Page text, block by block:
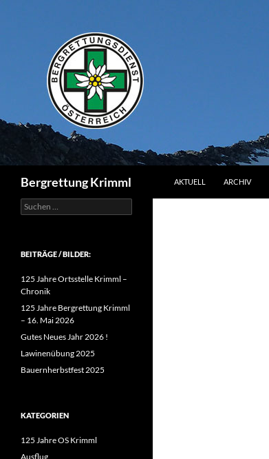
Bergrettung Krimml AKTUELL ARCHIV
Suchen
nach:
BEITRÄGE / BILDER:
125 Jahre Ortsstelle Krimml –
Chronik
125 Jahre Bergrettung Krimml
– 16. Mai 2026
Gutes Neues Jahr 2026 !
Lawinenübung 2025
Bauernherbstfest 2025
KATEGORIEN
125 Jahre OS Krimml
Ausflug